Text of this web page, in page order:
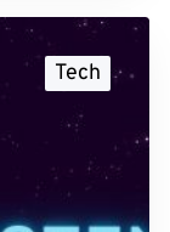
Tech